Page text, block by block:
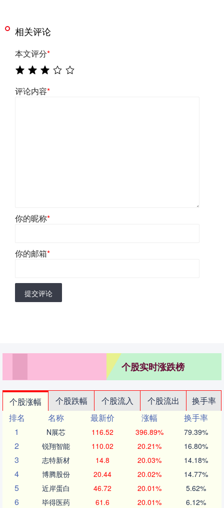
相关评论
本文评分*
评论内容*
你的昵称*
你的邮箱*
提交评论
个股实时涨跌榜
个股涨幅 个股跌幅 个股流入 个股流出
换手率
排名
名称 最新价 涨幅
换手率
1
N展芯 116.52 396.89% 79.39%
2 锐翔智能 110.02 20.21% 16.80%
3 志特新材 14.8 20.03% 14.18%
4 博腾股份 20.44 20.02% 14.77%
5 近岸蛋白 46.72 20.01% 5.62%
6 毕得医药 61.6 20.01% 6.12%